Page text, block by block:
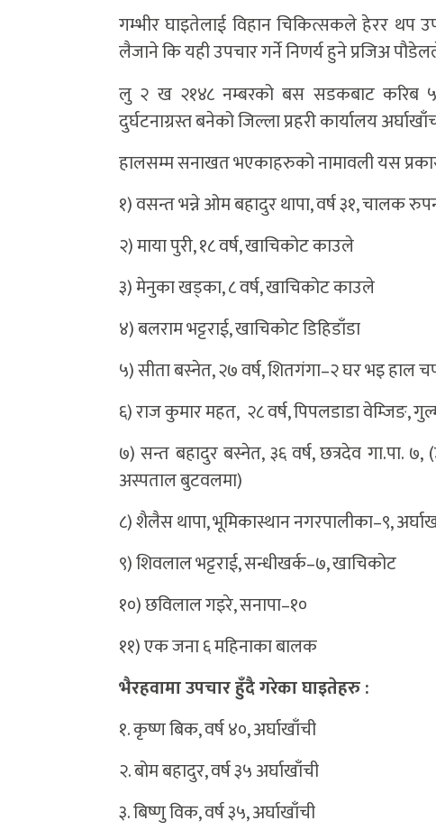
गम्भीर घाइतेलाई विहान चिकित्सकले हेरर थप
लैजाने कि यही उपचार गर्ने निणर्य हुने प्रजिअ
लु २ ख २१४८ नम्बरको बस सडकबाट
दुर्घटनाग्रस्त बनेको जिल्ला प्रहरी कार्यालय
हालसम्म सनाखत भएकाहरुको नामावली यस
१) वसन्त भन्ने ओम बहादुर थापा, वर्ष ३१, चालक
२) माया पुरी, १८ वर्ष, खाचिकोट काउले
३) मेनुका खड्का, ८ वर्ष, खाचिकोट काउले
४) बलराम भट्टराई, खाचिकोट डिहिडाँडा
५) सीता बस्नेत, २७ वर्ष, शितगंगा–२ घर भइ हाल
६) राज कुमार महत, २८ वर्ष, पिपलडाडा वेम्जिङ,
७) सन्त बहादुर बस्नेत, ३६ वर्ष, छत्रदेव गा.पा. ७,
अस्पताल बुटवलमा)
८) शैलैस थापा, भूमिकास्थान नगरपालीका–९,
९) शिवलाल भट्टराई, सन्धीखर्क–७, खाचिकोट
१०) छविलाल गइरे, सनापा–१०
११) एक जना ६ महिनाका बालक
भैरहवामा उपचार हुँदै गरेका घाइतेहरु :
१. कृष्ण बिक, वर्ष ४०, अर्घाखाँची
२. बोम बहादुर, वर्ष ३५ अर्घाखाँची
३. बिष्णु विक, वर्ष ३५, अर्घाखाँची